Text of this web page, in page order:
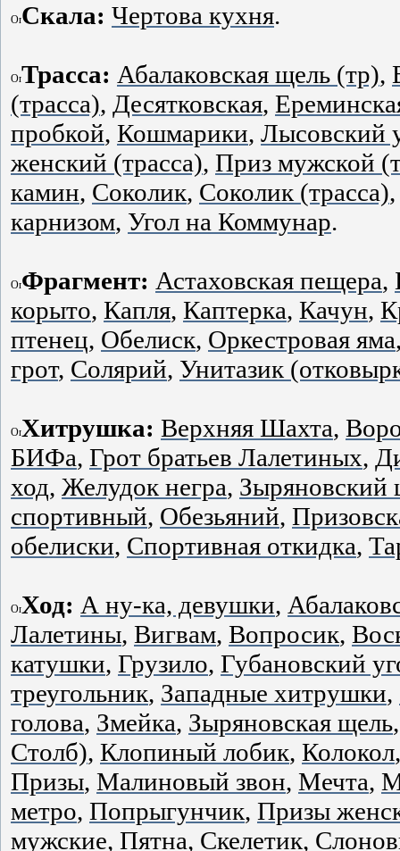
Скала: Чертова кухня.
Трасса: Абалаковская щель (тр),
(трасса), Десятковская,
пробкой, Кошмарики, Лысовский
женский (трасса), Приз мужской
камин, Соколик, Соколик (трасса)
карнизом, Угол на Коммунар.
Фрагмент: Астаховская пещера,
корыто, Капля, Каптерка, Качун,
птенец, Обелиск, Оркестровая яма
грот, Солярий, Унитазик
Хитрушка: Верхняя Шахта,
БИФа, Грот братьев Лалетиных,
ход, Желудок негра, Зыряновский
спортивный, Обезьяний,
обелиски, Спортивная откидка,
Ход: А ну-ка, девушки,
Лалетины, Вигвам, Вопросик,
катушки, Грузило, Губановский
треугольник, Западные хитрушки,
голова, Змейка, Зыряновская щель
Столб), Клопиный лобик, Колокол
Призы, Малиновый звон, Мечта,
метро, Попрыгунчик, Призы
мужские, Пятна, Скелетик,